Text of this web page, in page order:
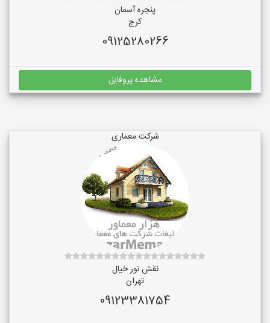
پنجره آسمان
کرج
09125280266
مشاهده پروفایل
شرکت معماری
نقش نور خیال
تهران
09123381754